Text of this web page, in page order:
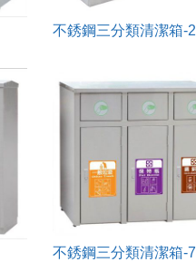
不銹鋼三分類清潔箱-2
不銹鋼三分類清潔箱-7